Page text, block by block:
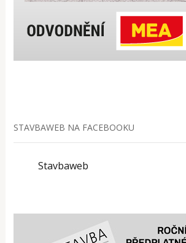
STAVBAWEB NA FACEBOOKU
Stavbaweb